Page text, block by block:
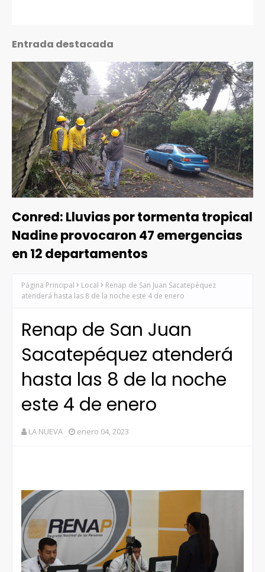
Entrada destacada
Conred: Lluvias por tormenta tropical
Nadine provocaron 47 emergencias
en 12 departamentos
Página Principal Local
Renap de San Juan Sacatepéquez
atenderá hasta las 8 de la noche este 4 de enero
Renap de San Juan
Sacatepéquez atenderá
hasta las 8 de la noche
este 4 de enero
LA NUEVA enero 04, 2023